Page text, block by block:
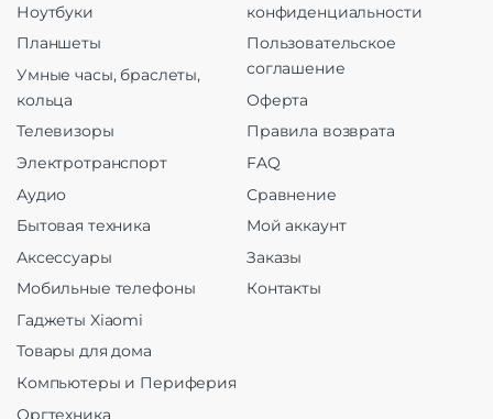
Ноутбуки
Планшеты
Умные часы, браслеты,
кольца
Телевизоры
Электротранспорт
Аудио
Бытовая техника
Аксессуары
Мобильные телефоны
Гаджеты Xiaomi
Товары для дома
Компьютеры и Периферия
Оргтехника
конфиденциальности
Пользовательское
соглашение
Оферта
Правила возврата
FAQ
Сравнение
Мой аккаунт
Заказы
Контакты